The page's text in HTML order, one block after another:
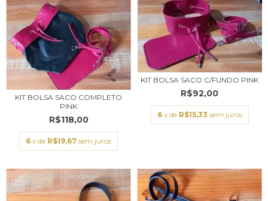
KIT BOLSA SACO COMPLETO
PINK
R$118,00
6 x de R$19,67 sem juros
KIT BOLSA SACO C/FUNDO PINK
R$92,00
6 x de R$15,33 sem juros